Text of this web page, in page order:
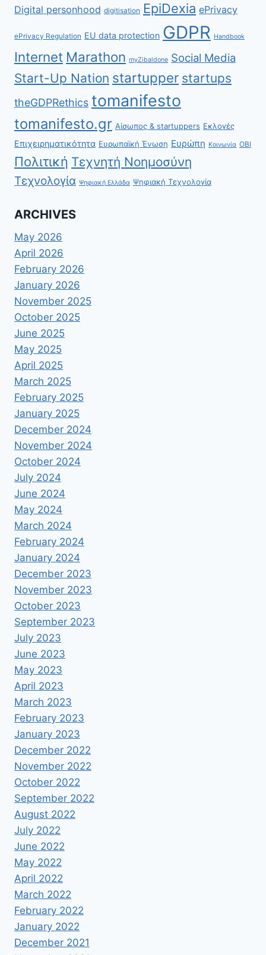
Digital personhood digitisation EpiDexia ePrivacy
ePrivacy Regulation EU data protection GDPR Handbook
Internet Marathon myZibaldone Social Media
Start-Up Nation startupper startups
theGDPRethics tomanifesto
tomanifesto.gr Αίσωπος & startuppers Εκλογές
Επιχειρηματικότητα Ευρωπαϊκή Ένωση Ευρώπη Κοινωνία ΟΒΙ
Πολιτική Τεχνητή Νοημοσύνη
Τεχνολογία Ψηφιακή Ελλάδα Ψηφιακή Τεχνολογία
ARCHIVES
May 2026
April 2026
February 2026
January 2026
November 2025
October 2025
June 2025
May 2025
April 2025
March 2025
February 2025
January 2025
December 2024
November 2024
October 2024
July 2024
June 2024
May 2024
March 2024
February 2024
January 2024
December 2023
November 2023
October 2023
September 2023
July 2023
June 2023
May 2023
April 2023
March 2023
February 2023
January 2023
December 2022
November 2022
October 2022
September 2022
August 2022
July 2022
June 2022
May 2022
April 2022
March 2022
February 2022
January 2022
December 2021